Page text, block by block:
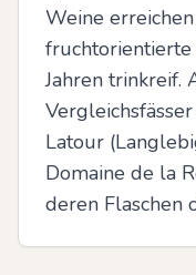
Weine
fruchtorientierte
Jahren trinkreif.
Latour
Domaine de la
deren Flaschen